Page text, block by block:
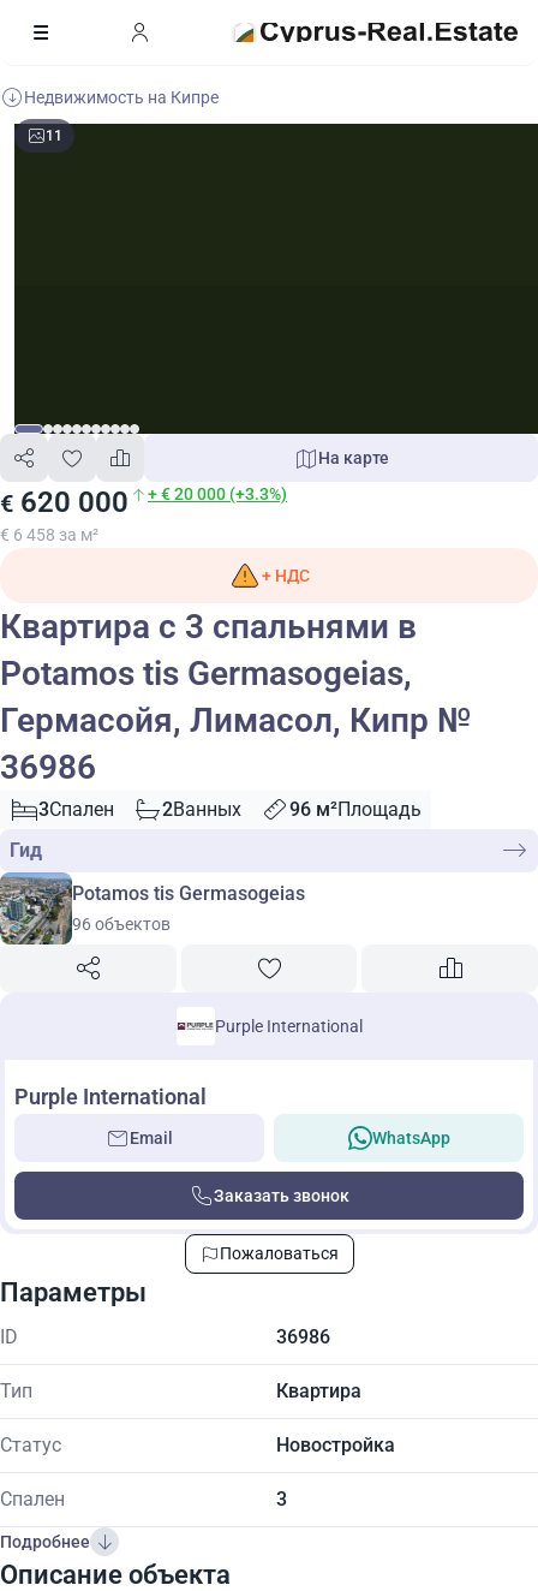
Недвижимость на Кипре
11
€ 620 000 + € 20 000 (+3.3%)
€ 6 458 за м²
На карте
+ НДС
Квартира с 3 спальнями в
Potamos tis Germasogeias,
Гермасойя, Лимасол, Кипр №
36986
3Спален 2Ванных 96 м²Площадь
Гид
Potamos tis Germasogeias
96 объектов
Purple International
Purple International
Email WhatsApp
Заказать звонок
Пожаловаться
Параметры
ID 36986
Тип Квартира
Статус Новостройка
Спален 3
Подробнее
Описание объекта